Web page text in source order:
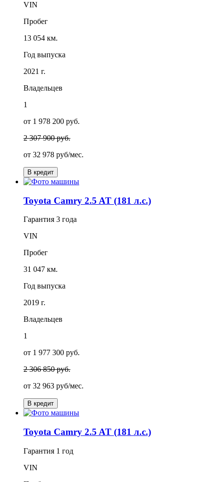
VIN
Пробег
13 054 км.
Год выпуска
2021 г.
Владельцев
1
от 1 978 200 руб.
2 307 900 руб.
от 32 978 руб/мес.
В кредит
Toyota Camry 2.5 AT (181 л.с.)
Гарантия 3 года
VIN
Пробег
31 047 км.
Год выпуска
2019 г.
Владельцев
1
от 1 977 300 руб.
2 306 850 руб.
от 32 963 руб/мес.
В кредит
Toyota Camry 2.5 AT (181 л.с.)
Гарантия 1 год
VIN